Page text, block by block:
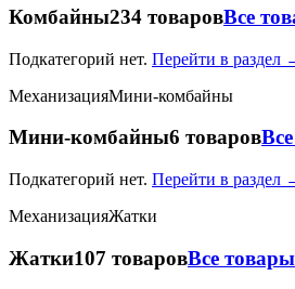
Комбайны234 товаровВсе
Подкатегорий нет. Перейти в раздел
МеханизацияМини-комбайны
Мини-комбайны6 товаров
Подкатегорий нет. Перейти в раздел
МеханизацияЖатки
Жатки107 товаровВсе